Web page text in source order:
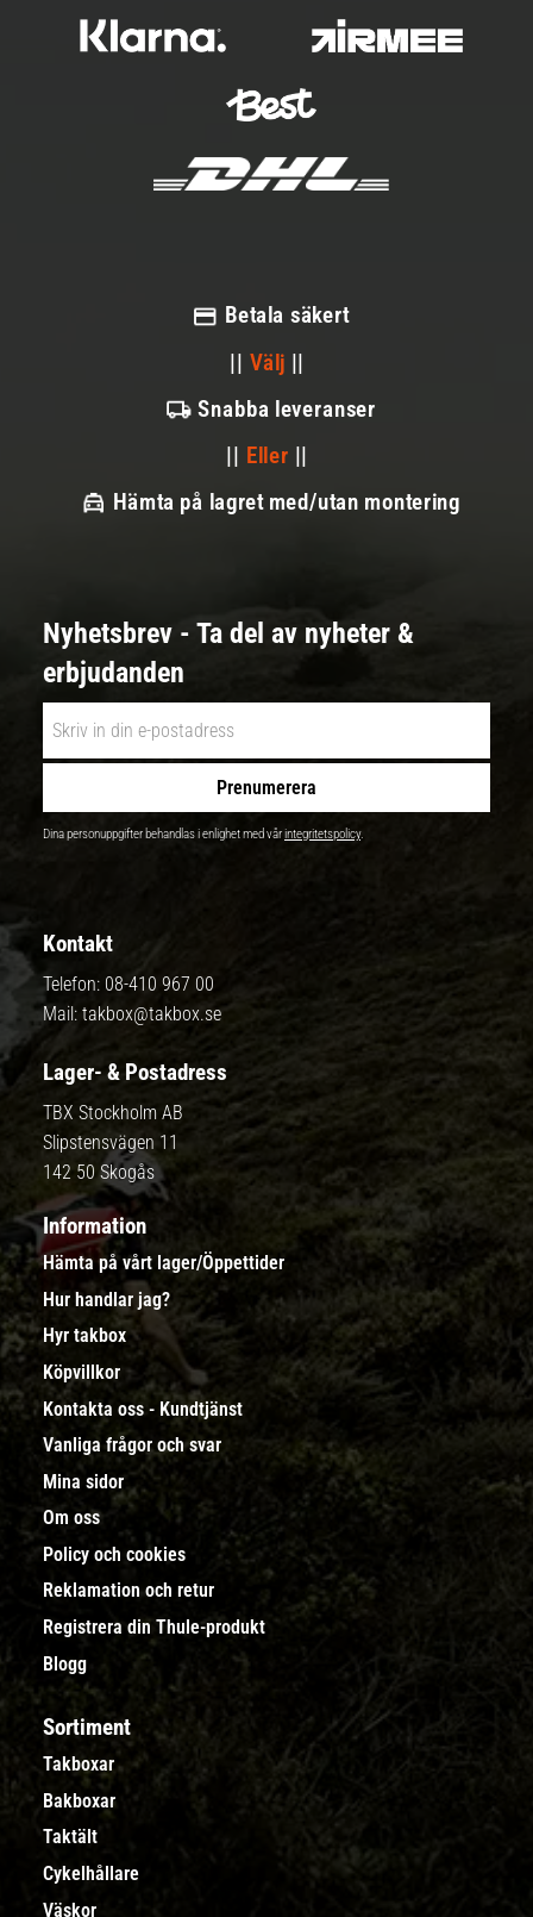
Betala säkert
|| Välj ||
Snabba leveranser
|| Eller ||
Hämta på lagret med/utan montering
Nyhetsbrev - Ta del av nyheter &
erbjudanden
Prenumerera
Dina personuppgifter behandlas i enlighet med vårintegritetspolicy.
Kontakt
Telefon: 08-410 967 00
Mail: takbox@takbox.se
Lager- & Postadress
TBX Stockholm AB
Slipstensvägen 11
142 50 Skogås
Information
Hämta på vårt lager/Öppettider
Hur handlar jag?
Hyr takbox
Köpvillkor
Kontakta oss - Kundtjänst
Vanliga frågor och svar
Mina sidor
Om oss
Policy och cookies
Reklamation och retur
Registrera din Thule-produkt
Blogg
Sortiment
Takboxar
Bakboxar
Taktält
Cykelhållare
Väskor